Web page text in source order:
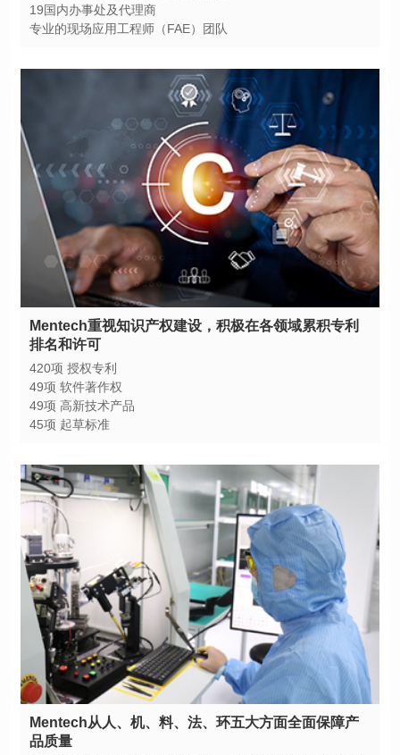
19国内办事处及代理商
专业的现场应用工程师（FAE）团队
排名和许可
420项 授权专利
49项 软件著作权
49项 高新技术产品
45项 起草标准
品质量